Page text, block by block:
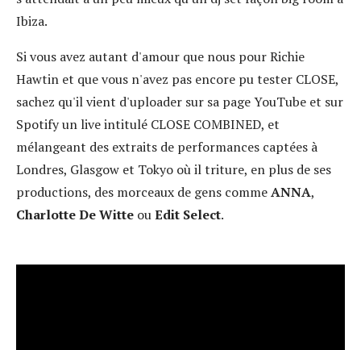
Ibiza.
Si vous avez autant d'amour que nous pour Richie
Hawtin et que vous n'avez pas encore pu tester CLOSE,
sachez qu'il vient d'uploader sur sa page YouTube et sur
Spotify un live intitulé CLOSE COMBINED, et
mélangeant des extraits de performances captées à
Londres, Glasgow et Tokyo où il triture, en plus de ses
productions, des morceaux de gens commeANNA,
Charlotte De Witte ouEdit Select.